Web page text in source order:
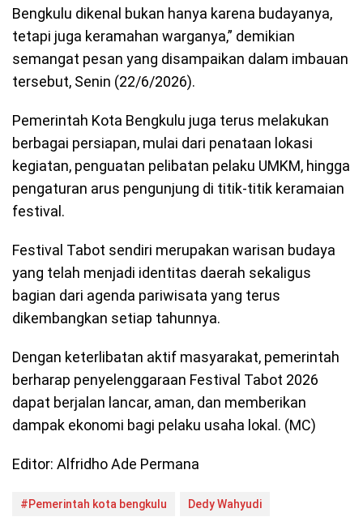
Bengkulu dikenal bukan hanya karena budayanya,
tetapi juga keramahan warganya,” demikian
semangat pesan yang disampaikan dalam imbauan
tersebut, Senin (22/6/2026).
Pemerintah Kota Bengkulu juga terus melakukan
berbagai persiapan, mulai dari penataan lokasi
kegiatan, penguatan pelibatan pelaku UMKM, hingga
pengaturan arus pengunjung di titik-titik keramaian
festival.
Festival Tabot sendiri merupakan warisan budaya
yang telah menjadi identitas daerah sekaligus
bagian dari agenda pariwisata yang terus
dikembangkan setiap tahunnya.
Dengan keterlibatan aktif masyarakat, pemerintah
berharap penyelenggaraan Festival Tabot 2026
dapat berjalan lancar, aman, dan memberikan
dampak ekonomi bagi pelaku usaha lokal. (MC)
Editor: Alfridho Ade Permana
#Pemerintah kota bengkulu Dedy Wahyudi